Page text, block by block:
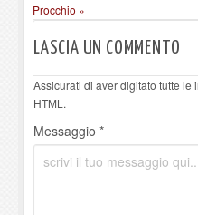
Procchio »
LASCIA UN COMMENTO
Assicurati di aver digitato tutte
HTML.
Messaggio *